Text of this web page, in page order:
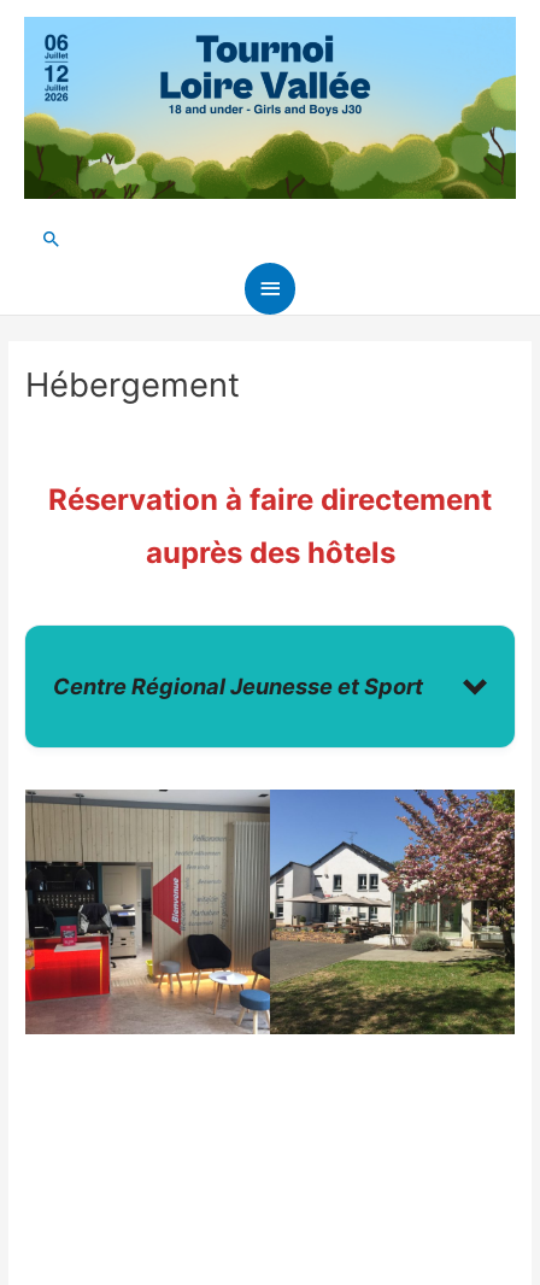
Aller
contenu
Menu
Rechercher
Hébergement
Réservation à faire directement
auprès des hôtels
Centre Régional Jeunesse et Sport